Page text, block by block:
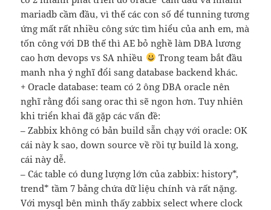
mariadb cầm đầu, vì thế các con số để tunning tương
ứng mất rất nhiều công sức tìm hiểu của anh em, mà
tốn công với DB thế thì AE bỏ nghề làm DBA lương
cao hơn devops vs SA nhiều
Trong team bắt đầu
manh nha ý nghĩ đổi sang database backend khác.
+ Oracle database: team có 2 ông DBA oracle nên
nghĩ rằng đổi sang orac thì sẽ ngon hơn. Tuy nhiên
khi triển khai đã gặp các vấn đề:
– Zabbix không có bản build sẵn chạy với oracle: OK
cái này k sao, down source về rồi tự build là xong,
cái này dễ.
– Các table có dung lượng lớn của zabbix: history*,
trend* tầm 7 bảng chứa dữ liệu chính và rất nặng.
Với mysql bên mình thấy zabbix select where clock